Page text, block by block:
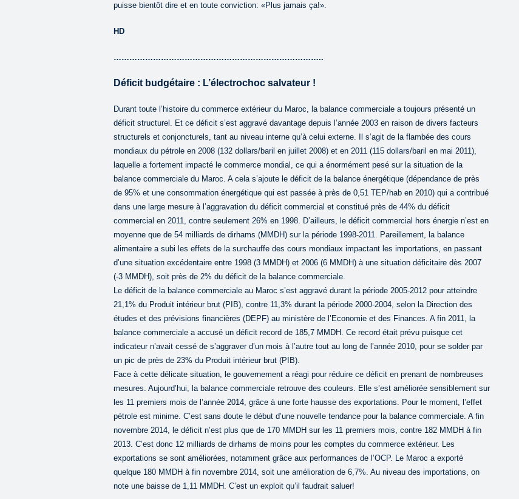
puisse bientôt dire et en toute conviction: «Plus jamais ça!».
HD
……………………………………………………………………..
Déficit budgétaire : L’électrochoc salvateur !
Durant toute l’histoire du commerce extérieur du Maroc, la balance commerciale a toujours présenté un
déficit structurel. Et ce déficit s’est aggravé davantage depuis l’année 2003 en raison de divers facteurs
structurels et conjoncturels, tant au niveau interne qu’à celui externe. Il s’agit de la flambée des cours
mondiaux du pétrole en 2008 (132 dollars/baril en juillet 2008) et en 2011 (115 dollars/baril en mai 2011),
laquelle a fortement impacté le commerce mondial, ce qui a énormément pesé sur la situation de la
balance commerciale du Maroc. A cela s’ajoute le déficit de la balance énergétique (dépendance de près
de 95% et une consommation énergétique qui est passée à près de 0,51 TEP/hab en 2010) qui a contribué
dans une large mesure à l’aggravation du déficit commercial et constitué près de 44% du déficit
commercial en 2011, contre seulement 26% en 1998. D’ailleurs, le déficit commercial hors énergie n’est en
moyenne que de 54 milliards de dirhams (MMDH) sur la période 1998-2011. Pareillement, la balance
alimentaire a subi les effets de la surchauffe des cours mondiaux impactant les importations, en passant
d’une situation excédentaire entre 1998 (3 MMDH) et 2006 (6 MMDH) à une situation déficitaire dès 2007
(-3 MMDH), soit près de 2% du déficit de la balance commerciale.
Le déficit de la balance commerciale au Maroc s’est aggravé durant la période 2005-2012 pour atteindre
21,1% du Produit intérieur brut (PIB), contre 11,3% durant la période 2000-2004, selon la Direction des
études et des prévisions financières (DEPF) au ministère de l’Economie et des Finances. A fin 2011, la
balance commerciale a accusé un déficit record de 185,7 MMDH. Ce record était prévu puisque cet
indicateur n’avait cessé de s’aggraver d’un mois à l’autre tout au long de l’année 2010, pour se solder par
un pic de près de 23% du Produit intérieur brut (PIB).
Face à cette délicate situation, le gouvernement a réagi pour réduire ce déficit en prenant de nombreuses
mesures. Aujourd’hui, la balance commerciale retrouve des couleurs. Elle s’est améliorée sensiblement sur
les 11 premiers mois de l’année 2014, grâce à une forte hausse des exportations. Pour le moment, l’effet
pétrole est minime. C’est sans doute le début d’une nouvelle tendance pour la balance commerciale. A fin
novembre 2014, le déficit n’est plus que de 170 MMDH sur les 11 premiers mois, contre 182 MMDH à fin
2013. C’est donc 12 milliards de dirhams de moins pour les comptes du commerce extérieur. Les
exportations se sont améliorées, notamment grâce aux performances de l’OCP. Le Maroc a exporté
quelque 180 MMDH à fin novembre 2014, soit une amélioration de 6,7%. Au niveau des importations, on
note une baisse de 1,11 MMDH. C’est un exploit qu’il faudrait saluer!